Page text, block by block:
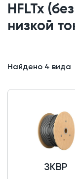
HFLTx
низкой
Найдено 4 вида
ЗКВР